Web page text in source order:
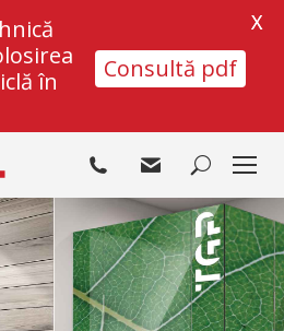
Search:
în
Consultă pdf
X